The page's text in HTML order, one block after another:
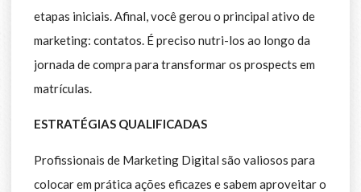
etapas iniciais. Afinal, você gerou o principal ativo de
marketing: contatos. É preciso nutri-los ao longo da
jornada de compra para transformar os prospects em
matrículas.
ESTRATÉGIAS QUALIFICADAS
Profissionais de Marketing Digital são valiosos para
colocar em prática ações eficazes e sabem aproveitar o